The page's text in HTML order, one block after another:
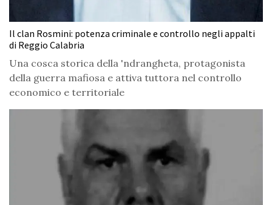
Il clan Rosmini: potenza criminale e controllo negli appalti
di Reggio Calabria
Una cosca storica della 'ndrangheta, protagonista
della guerra mafiosa e attiva tuttora nel controllo
economico e territoriale